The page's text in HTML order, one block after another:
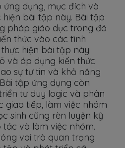
ứng dụng, mục đích và
hiện bài tập này. Bài tập
pháp giáo dục trong đó
thức vào các tình
hiện bài tập này
và áp dụng kiến thức
sự tự tin và khả năng
tập ứng dụng còn
tư duy logic và phân
giao tiếp, làm việc nhóm
sinh cũng rèn luyện kỹ
tác và làm việc nhóm.
vai trò quan trọng